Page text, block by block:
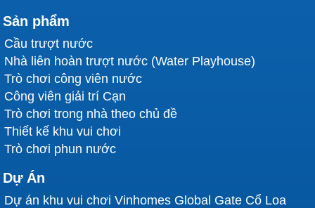
Sản phẩm
Cầu trượt nước
Nhà liên hoàn trượt nước (Water Playhouse)
Trò chơi công viên nước
Công viên giải trí Cạn
Trò chơi trong nhà theo chủ đề
Thiết kế khu vui chơi
Trò chơi phun nước
Dự Án
Dự án khu vui chơi Vinhomes Global Gate Cổ Loa